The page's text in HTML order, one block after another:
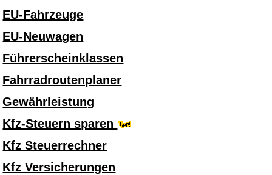
EU-Fahrzeuge
EU-Neuwagen
Führerscheinklassen
Fahrradroutenplaner
Gewährleistung
Kfz-Steuern sparen
Kfz Steuerrechner
Kfz Versicherungen